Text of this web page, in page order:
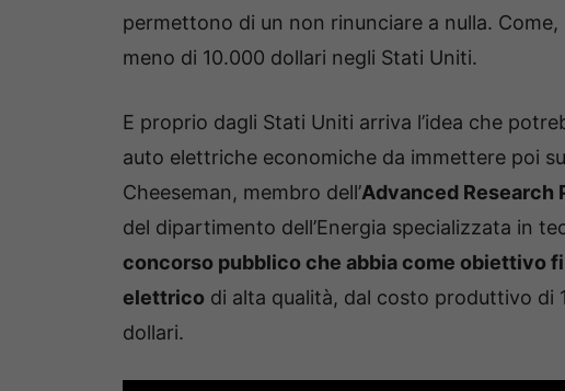
permettono di un non rinunciare a nulla.
meno di 10.000 dollari negli Stati Uniti.
E proprio dagli Stati Uniti arriva l’idea che
auto elettriche economiche da immettere poi
Cheeseman, membro dell’Advanced Research
del dipartimento dell’Energia specializzata in
concorso pubblico che abbia come obiettivo
elettrico di alta qualità, dal costo produttivo di
dollari.